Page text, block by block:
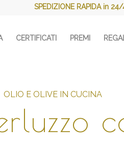
SPEDIZIONE RAPIDA in 24/
CERTIFICATI PREMI
OLIO E OLIVE IN CUCINA